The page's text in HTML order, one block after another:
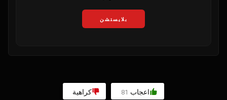
بلايستشن
اعجاب 81 كراهية